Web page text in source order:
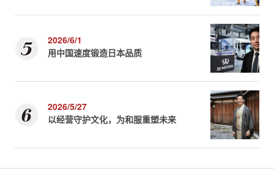
2026/6/1
用中国速度锻造日本品质
2026/5/27
以经营守护文化，为和服重塑未来